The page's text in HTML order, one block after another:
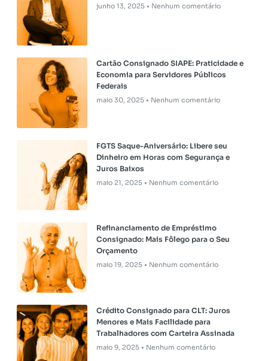
junho 13, 2025 Nenhum comentário
Cartão Consignado SIAPE: Praticidade e
Economia para Servidores Públicos
Federais
maio 30, 2025 Nenhum comentário
FGTS Saque-Aniversário: Libere seu
Dinheiro em Horas com Segurança e
Juros Baixos
maio 21, 2025 Nenhum comentário
Refinanciamento de Empréstimo
Consignado: Mais Fôlego para o Seu
Orçamento
maio 19, 2025 Nenhum comentário
Crédito Consignado para CLT: Juros
Menores e Mais Facilidade para
Trabalhadores com Carteira Assinada
maio 9, 2025 Nenhum comentário